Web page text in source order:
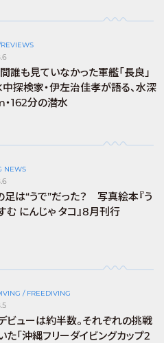
誰も見ていなかった軍艦「長良」
中探検家・伊左治佳孝が語る、水深
162分の潜水
NEWS
足は“うで”だった？ 写真絵本『う
む にんじゃ タコ』8月刊行
/ FREEDIVING
ビューは約半数。それぞれの挑戦
た「沖縄フリーダイビングカップ2